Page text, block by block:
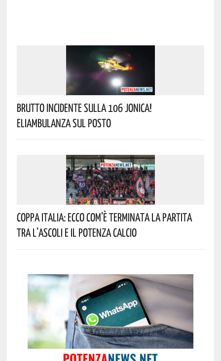
Brutto Incidente Sulla 106 Jonica!
Eliambulanza Sul Posto
Coppa Italia: Ecco Com’è Terminata La Partita
Tra L’Ascoli E Il Potenza Calcio